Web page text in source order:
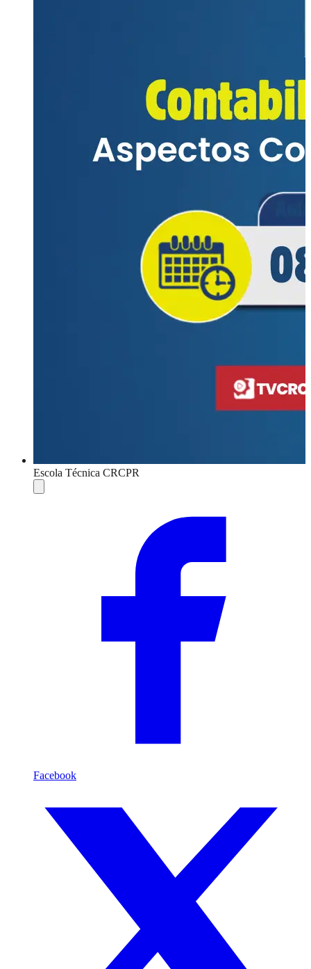
Escola Técnica CRCPR
Compartilhar
Facebook